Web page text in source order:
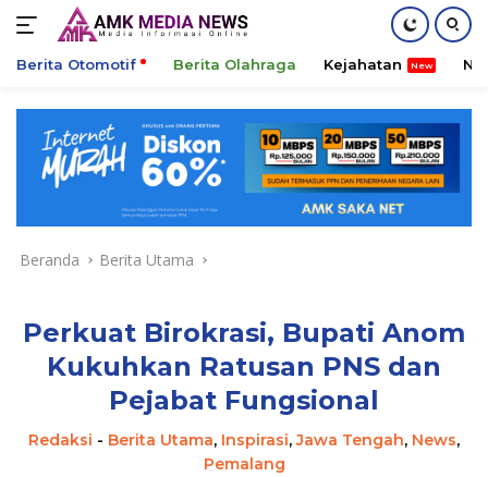
konten
Berita Otomotif Berita Olahraga Kejahatan
Beranda Berita Utama
Perkuat Birokrasi, Bupati Anom
Kukuhkan Ratusan PNS dan
Pejabat Fungsional
Redaksi - Berita Utama, Inspirasi,Jawa Tengah, News,
Pemalang